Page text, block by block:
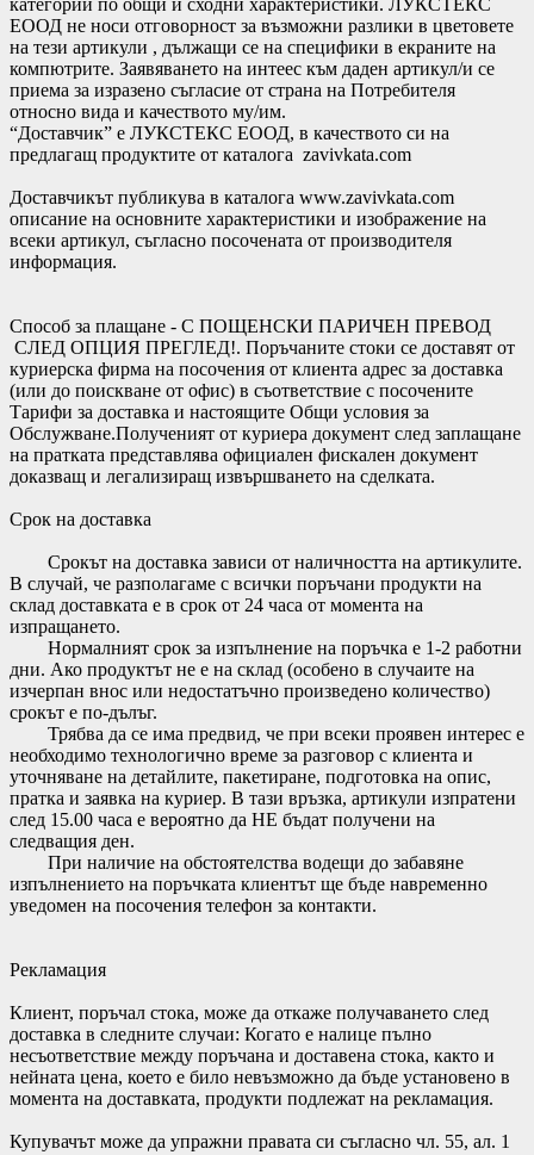
категории по общи и сходни характеристики. ЛУКСТЕКС
ЕООД не носи отговорност за възможни разлики в цветовете
на тези артикули , дължащи се на специфики в екраните на
компютрите. Заявяването на интеес към даден артикул/и се
приема за изразено съгласие от страна на Потребителя
относно вида и качеството му/им.
“Доставчик” е ЛУКСТЕКС ЕООД, в качеството си на
предлагащ продуктите от каталога zavivkata.com
Доставчикът публикува в каталога www.zavivkata.com
описание на основните характеристики и изображение на
всеки артикул, съгласно посочената от производителя
информация.
Способ за плащане - С ПОЩЕНСКИ ПАРИЧЕН ПРЕВОД
СЛЕД ОПЦИЯ ПРЕГЛЕД!. Поръчаните стоки се доставят от
куриерска фирма на посочения от клиента адрес за доставка
(или до поискване от офис) в съответствие с посочените
Тарифи за доставка и настоящите Общи условия за
Обслужване.Полученият от куриера документ след заплащане
на пратката представлява официален фискален документ
доказващ и легализиращ извършването на сделката.
Срок на доставка
Срокът на доставка зависи от наличността на артикулите.
В случай, че разполагаме с всички поръчани продукти на
склад доставката е в срок от 24 часа от момента на
изпращането.
Нормалният срок за изпълнение на поръчка е 1-2 работни
дни. Ако продуктът не е на склад (особено в случаите на
изчерпан внос или недостатъчно произведено количество)
срокът е по-дълъг.
Трябва да се има предвид, че при всеки проявен интерес е
необходимо технологично време за разговор с клиента и
уточняване на детайлите, пакетиране, подготовка на опис,
пратка и заявка на куриер. В тази връзка, артикули изпратени
след 15.00 часа е вероятно да НЕ бъдат получени на
следващия ден.
При наличие на обстоятелства водещи до забавяне
изпълнението на поръчката клиентът ще бъде навременно
уведомен на посочения телефон за контакти.
Рекламация
Клиент, поръчал стока, може да откаже получаването след
доставка в следните случаи: Когато е налице пълно
несъответствие между поръчана и доставена стока, както и
нейната цена, което е било невъзможно да бъде установено в
момента на доставката, продукти подлежат на рекламация.
Купувачът може да упражни правата си съгласно чл. 55, ал. 1